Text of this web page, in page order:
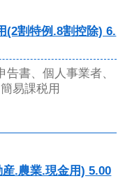
(2割特例.8割控除) 6.
書、個人事業者、
易課税用
.農業.現金用) 5.00